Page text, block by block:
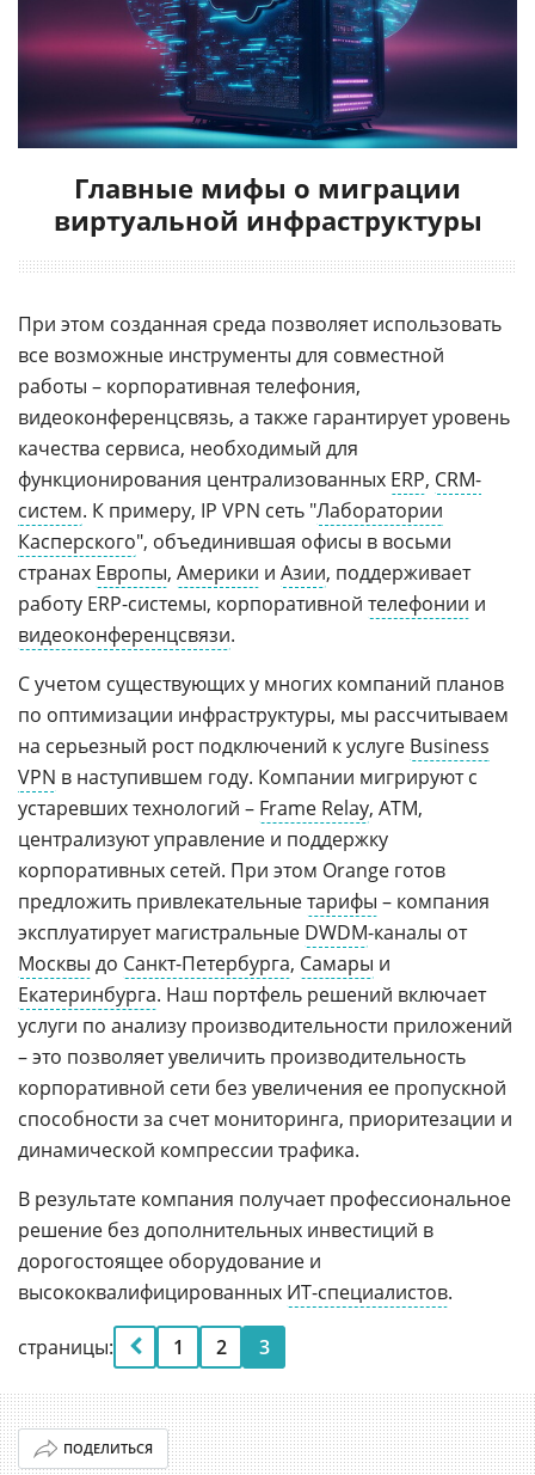
Главные мифы о миграции
виртуальной инфраструктуры
При этом созданная среда позволяет использовать
все возможные инструменты для совместной
работы – корпоративная телефония,
видеоконференцсвязь, а также гарантирует уровень
качества сервиса, необходимый для
функционирования централизованных ERP, CRM-
систем. К примеру, IP VPN сеть "Лаборатории
Касперского", объединившая офисы в восьми
странах Европы, Америки и Азии, поддерживает
работу ERP-системы, корпоративной телефонии и
видеоконференцсвязи.
С учетом существующих у многих компаний планов
по оптимизации инфраструктуры, мы рассчитываем
на серьезный рост подключений к услуге Business
VPN в наступившем году. Компании мигрируют с
устаревших технологий – Frame Relay, ATM,
централизуют управление и поддержку
корпоративных сетей. При этом Orange готов
предложить привлекательныетарифы – компания
эксплуатирует магистральные DWDM-каналы от
Москвы до Санкт-Петербурга, Самары и
Екатеринбурга. Наш портфель решений включает
услуги по анализу производительности приложений
– это позволяет увеличить производительность
корпоративной сети без увеличения ее пропускной
способности за счет мониторинга, приоритезации и
динамической компрессии трафика.
В результате компания получает профессиональное
решение без дополнительных инвестиций в
дорогостоящее оборудование и
высококвалифицированных ИТ-специалистов.
страницы: 1 2 3
ПОДЕЛИТЬСЯ